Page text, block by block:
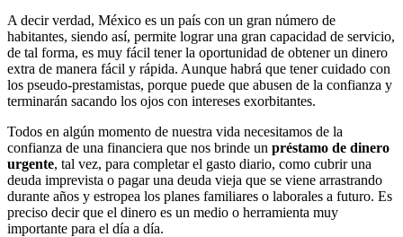
A decir verdad, México es un país con un gran número de
habitantes, siendo así, permite lograr una gran capacidad de servicio,
de tal forma, es muy fácil tener la oportunidad de obtener un dinero
extra de manera fácil y rápida. Aunque habrá que tener cuidado con
los pseudo-prestamistas, porque puede que abusen de la confianza y
terminarán sacando los ojos con intereses exorbitantes.
Todos en algún momento de nuestra vida necesitamos de la
confianza de una financiera que nos brinde un préstamo de dinero
urgente, tal vez, para completar el gasto diario, como cubrir una
deuda imprevista o pagar una deuda vieja que se viene arrastrando
durante años y estropea los planes familiares o laborales a futuro. Es
preciso decir que el dinero es un medio o herramienta muy
importante para el día a día.